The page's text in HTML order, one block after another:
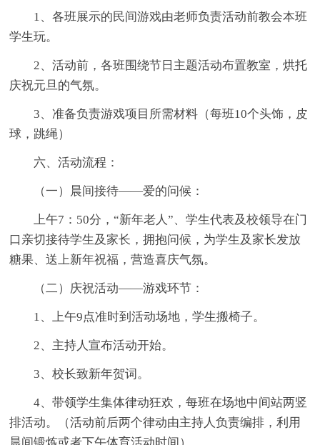
1、各班展示的民间游戏由老师负责活动前教会本班
学生玩。
2、活动前，各班围绕节日主题活动布置教室，烘托
庆祝元旦的气氛。
3、准备负责游戏项目所需材料（每班10个头饰，皮
球，跳绳）
六、活动流程：
（一）晨间接待——爱的问候：
上午7：50分，“新年老人”、学生代表及校领导在门
口亲切接待学生及家长，拥抱问候，为学生及家长发放
糖果、送上新年祝福，营造喜庆气氛。
（二）庆祝活动——游戏环节：
1、上午9点准时到活动场地，学生搬椅子。
2、主持人宣布活动开始。
3、校长致新年贺词。
4、带领学生集体律动狂欢，每班在场地中间站两竖
排活动。（活动前后两个律动由主持人负责编排，利用